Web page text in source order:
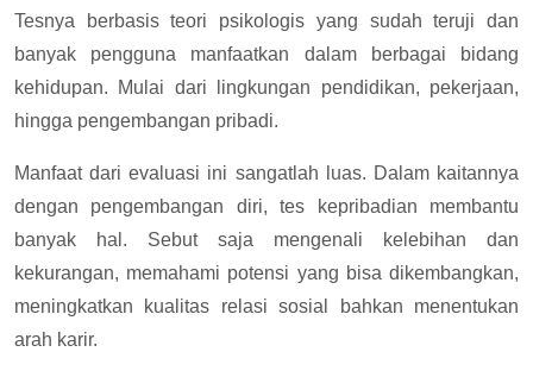
Tesnya berbasis teori psikologis yang sudah teruji dan
banyak pengguna manfaatkan dalam berbagai bidang
kehidupan. Mulai dari lingkungan pendidikan, pekerjaan,
hingga pengembangan pribadi.
Manfaat dari evaluasi ini sangatlah luas. Dalam kaitannya
dengan pengembangan diri, tes kepribadian membantu
banyak hal. Sebut saja mengenali kelebihan dan
kekurangan, memahami potensi yang bisa dikembangkan,
meningkatkan kualitas relasi sosial bahkan menentukan
arah karir.